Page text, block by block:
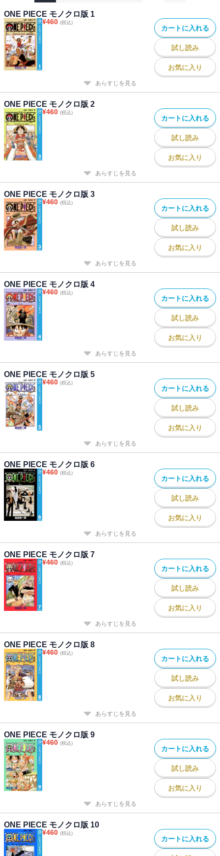
ONE PIECE モノクロ版 1
¥460 (税込)
カートに入れる
試し読み
お気に入り
あらすじを見る
ONE PIECE モノクロ版 2
¥460 (税込)
カートに入れる
試し読み
お気に入り
あらすじを見る
ONE PIECE モノクロ版 3
¥460 (税込)
カートに入れる
試し読み
お気に入り
あらすじを見る
ONE PIECE モノクロ版 4
¥460 (税込)
カートに入れる
試し読み
お気に入り
あらすじを見る
ONE PIECE モノクロ版 5
¥460 (税込)
カートに入れる
試し読み
お気に入り
あらすじを見る
ONE PIECE モノクロ版 6
¥460 (税込)
カートに入れる
試し読み
お気に入り
あらすじを見る
ONE PIECE モノクロ版 7
¥460 (税込)
カートに入れる
試し読み
お気に入り
あらすじを見る
ONE PIECE モノクロ版 8
¥460 (税込)
カートに入れる
試し読み
お気に入り
あらすじを見る
ONE PIECE モノクロ版 9
¥460 (税込)
カートに入れる
試し読み
お気に入り
あらすじを見る
ONE PIECE モノクロ版 10
¥460 (税込)
カートに入れる